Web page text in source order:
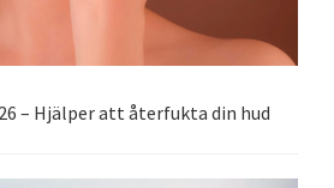
– Hjälper att återfukta din hud